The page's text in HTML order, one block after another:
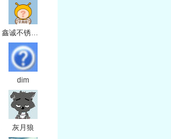
鑫诚不锈钢台面
dim
灰月狼